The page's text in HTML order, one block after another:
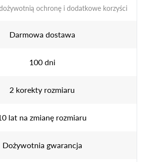
ochronę i dodatkowe korzyści
Darmowa dostawa
100 dni
2 korekty rozmiaru
lat na zmianę rozmiaru
Dożywotnia gwarancja